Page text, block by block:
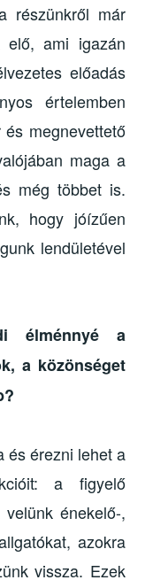
részünkről már
ami igazán
előadás
értelemben
megnevettető
maga a
még többet is.
hogy jóízűen
lendületével
élménnyé a
a közönséget
és érezni lehet a
a figyelő
énekelő-,
azokra
vissza. Ezek